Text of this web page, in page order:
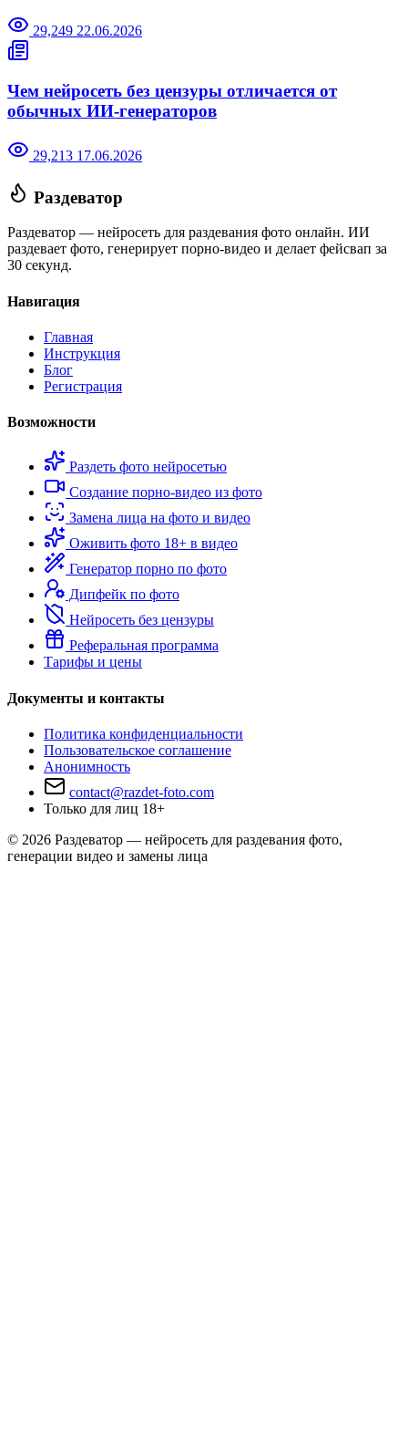
29,249 22.06.2026
Чем нейросеть без цензуры отличается от
обычных ИИ-генераторов
29,213 17.06.2026
Раздеватор
Раздеватор — нейросеть для раздевания фото онлайн. ИИ
раздевает фото, генерирует порно-видео и делает фейсвап за
30 секунд.
Навигация
Главная
Инструкция
Блог
Регистрация
Возможности
Раздеть фото нейросетью
Создание порно-видео из фото
Замена лица на фото и видео
Оживить фото 18+ в видео
Генератор порно по фото
Дипфейк по фото
Нейросеть без цензуры
Реферальная программа
Тарифы и цены
Документы и контакты
Политика конфиденциальности
Пользовательское соглашение
Анонимность
contact@razdet-foto.com
Только для лиц 18+
© 2026 Раздеватор — нейросеть для раздевания фото,
генерации видео и замены лица